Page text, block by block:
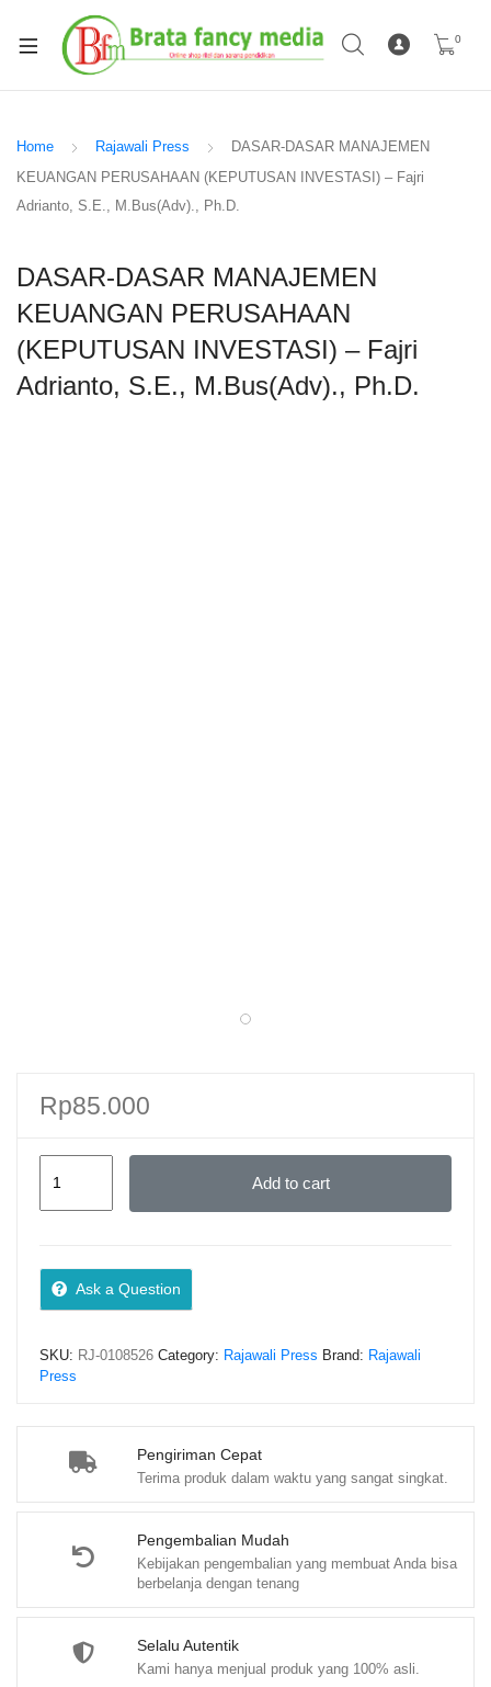
0
Home Rajawali Press
DASAR-DASAR MANAJEMEN
KEUANGAN PERUSAHAAN (KEPUTUSAN INVESTASI) – Fajri
Adrianto, S.E., M.Bus(Adv)., Ph.D.
DASAR-DASAR MANAJEMEN
KEUANGAN PERUSAHAAN
(KEPUTUSAN INVESTASI) – Fajri
Adrianto, S.E., M.Bus(Adv)., Ph.D.
Pengiriman Cepat
Terima produk dalam waktu yang sangat singkat.
Pengembalian Mudah
Kebijakan pengembalian yang membuat Anda bisa
berbelanja dengan tenang
Selalu Autentik
Kami hanya menjual produk yang 100% asli.
Rp85.000
PERUSAHAAN
(KEPUTUSAN
–
Adrianto,
S.E.,
Ph.D.
Add to cart
Ask a Question
SKU: RJ-0108526 Category: Rajawali Press Brand: Rajawali
Press